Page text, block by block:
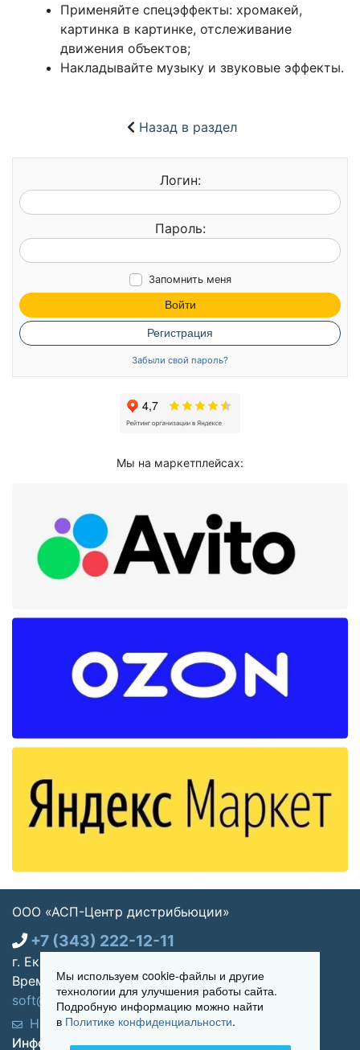
Применяйте спецэффекты: хромакей,
картинка в картинке, отслеживание
движения объектов;
Накладывайте музыку и звуковые эффекты.
Назад в раздел
Логин:
Пароль:
Запомнить меня
Войти
Регистрация
Забыли свой пароль?
Мы на маркетплейсах:
ООО «АСП-Центр дистрибьюции»
+7 (343) 222-12-11
г. Екатеринбург, ул. Щорса 7, офис 270
Время работы: Пн-пт 09:00 - 18:00
soft@asp-partners.ru
Написать нам
Обратный звонок
Информация для покупателей:
Мы используем cookie-файлы и другие
технологии для улучшения работы сайта.
Подробную информацию можно найти
в Политике конфиденциальности.